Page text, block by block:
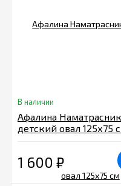
В наличии
Афалина Наматрасник
детский овал 125х75
1 600 ₽